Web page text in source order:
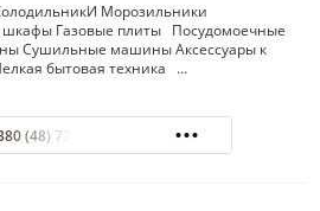
Морозильники
Газовые плиты Посудомоечные
Сушильные машины Аксессуары к
бытовая техника …
(48) 737-39-01